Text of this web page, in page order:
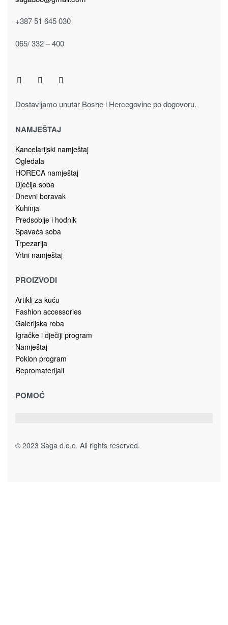
BARSKA STOLICA 1080182, SIVA
Magistralni put, bb
78430 Prnjavor
Bosna i Hercegovina
sagadoo@gmail.com
+387 51 645 030
065/ 332 – 400
Dostavljamo unutar Bosne i Hercegovine po dogovoru.
NAMJEŠTAJ
Kancelarijski namještaj
Ogledala
Dječija soba
Spavaća soba